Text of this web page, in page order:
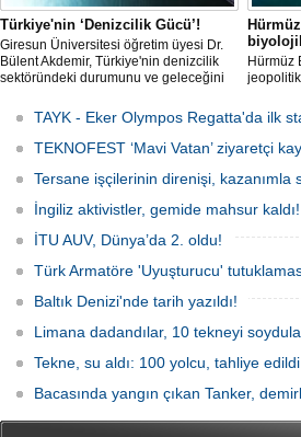
Türkiye'nin ‘Denizcilik Gücü’!
Giresun Üniversitesi öğretim üyesi Dr.
Bülent Akdemir, Türkiye'nin denizcilik
sektöründeki durumunu ve geleceğini
Hürmüz
istilacı
üreme
TAYK - Eker Olympos Regatta'da ilk
TEKNOFEST ‘Mavi Vatan’ ziyaretçi
Tersane işçilerinin direnişi, kazanımla
İngiliz aktivistler, gemide mahsur kaldı!
İTU AUV, Dünya’da 2. oldu!
Türk Armatöre 'Uyuşturucu'
Baltık Denizi'nde tarih yazıldı!
Limana dadandılar, 10 tekneyi
Tekne, su aldı: 100 yolcu, tahliye edildi
Bacasında yangın çıkan Tanker,